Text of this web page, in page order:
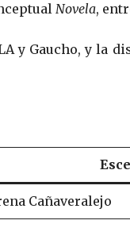
Novela,
y Gaucho, y la
Cañaveralejo